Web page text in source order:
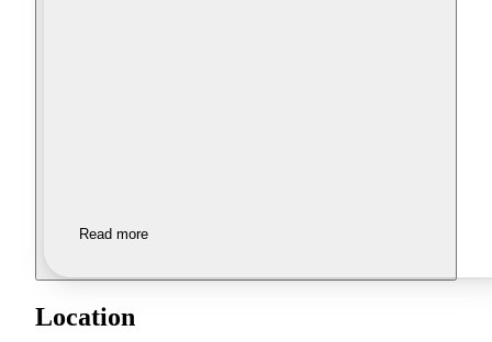
Read more
Location